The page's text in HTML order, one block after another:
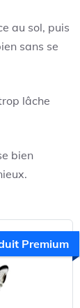
au sol, puis
sans se
lâche
bien
Premium